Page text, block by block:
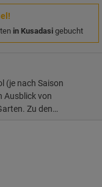
in Kusadasi gebucht
(je nach Saison
Ausblick von
Zu den
eine